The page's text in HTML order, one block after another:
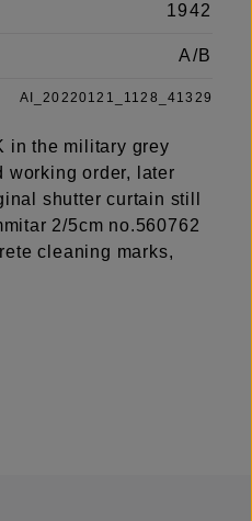
1942
A/B
AI_20220121_1128_41329
in the military grey
working order, later
shutter curtain still
2/5cm no.560762
cleaning marks,